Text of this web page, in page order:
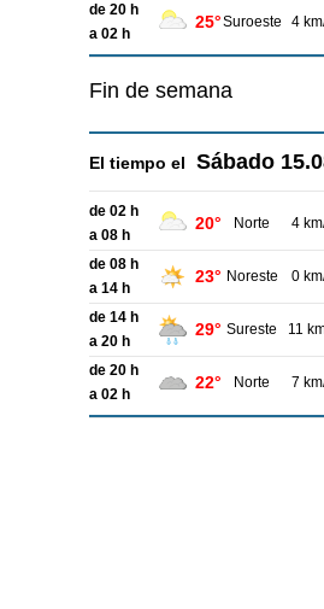
de 20 h
a 02 h
25°Suroeste 4
Fin de semana
El tiempo el Sábado
de 02 h
a 08 h
20° Norte 4
de 08 h
a 14 h
23° Noreste 0
de 14 h
a 20 h
29° Sureste 11
de 20 h
a 02 h
22° Norte 7